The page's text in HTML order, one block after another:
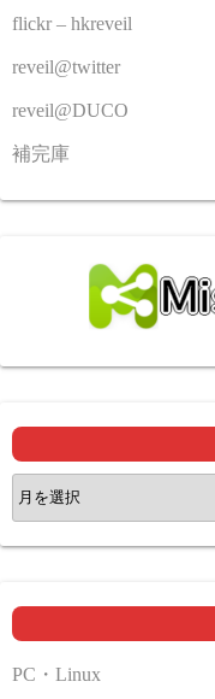
flickr – hkreveil
reveil@twitter
reveil@DUCO
補完庫
ア
ー
カ
ブ
PC・Linux